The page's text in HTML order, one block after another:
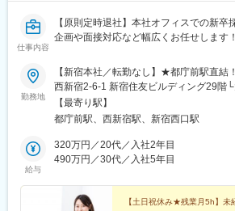
仕事内容
【原則定時退社】本社オフィスでの新卒
企画や面接対応など幅広くお任せします！
勤務地
【新宿本社／転勤なし】★都庁前駅直結
西新宿2-6-1 新宿住友ビルディング29階
結（徒歩3分）└各線「新宿」駅西口徒
駅徒歩5分＼駅直結で通勤ラッシュもラク
きます！新宿駅からも十分徒歩圏内の高
からは東京の街並みが一望できる開放的
充実しており、毎日のランチタイムや仕
ますよ♪※受動喫煙対策あり：屋内全面禁
【最寄り駅】
都庁前駅、西新宿駅、新宿西口駅
給与
320万円／20代／入社2年目
490万円／30代／入社5年目
【土日祝休み★残業月5h】未